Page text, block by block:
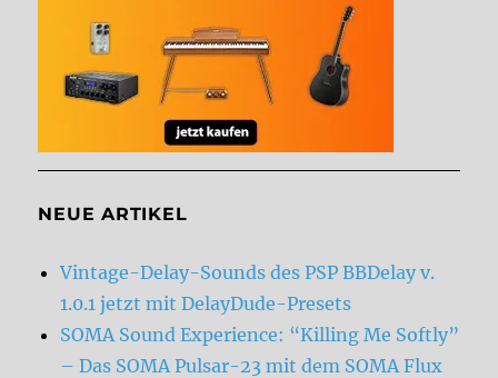
NEUE ARTIKEL
Vintage-Delay-Sounds des PSP BBDelay v.
1.0.1 jetzt mit DelayDude-Presets
SOMA Sound Experience: “Killing Me Softly”
– Das SOMA Pulsar-23 mit dem SOMA Flux